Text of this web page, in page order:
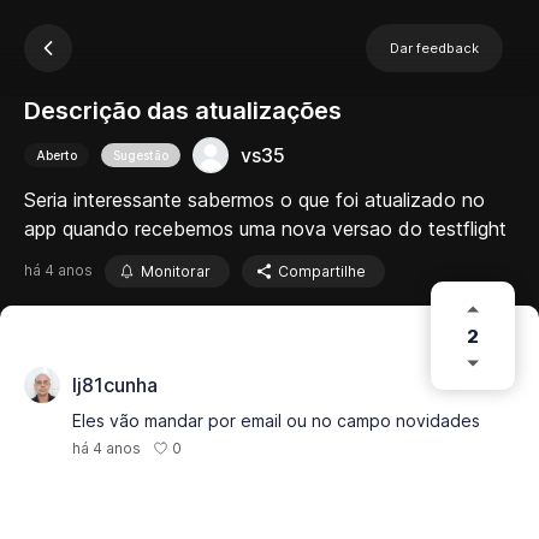
Dar feedback
Descrição das atualizações
Aberto Sugestão
vs35
Seria interessante sabermos o que foi atualizado no
app quando recebemos uma nova versao do testflight
há 4 anos Monitorar Compartilhe
2
lj81cunha
Eles vão mandar por email ou no campo novidades
há 4 anos 0